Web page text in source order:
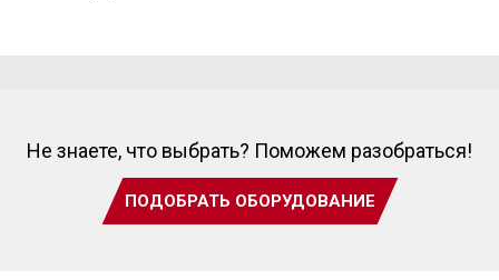
Не знаете, что выбрать? Поможем разобраться!
ПОДОБРАТЬ ОБОРУДОВАНИЕ